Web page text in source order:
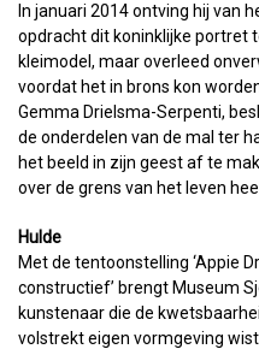
In januari 2014 ontving hij van
opdracht dit koninklijke portret
kleimodel, maar overleed
voordat het in brons kon
Gemma Drielsma-Serpenti,
de onderdelen van de mal ter
het beeld in zijn geest af te
over de grens van het leven
Hulde
Met de tentoonstelling ‘Appie
constructief’ brengt Museum
kunstenaar die de
volstrekt eigen vormgeving